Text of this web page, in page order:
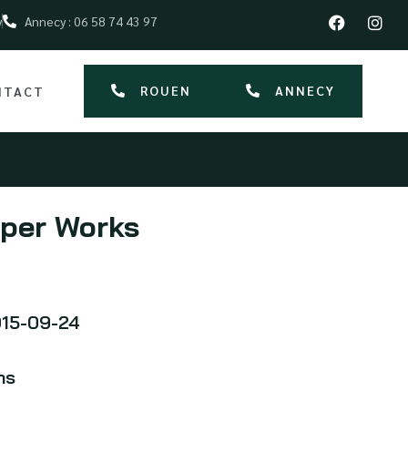
Annecy : 06 58 74 43 97
ROUEN ANNECY
Works
09-24